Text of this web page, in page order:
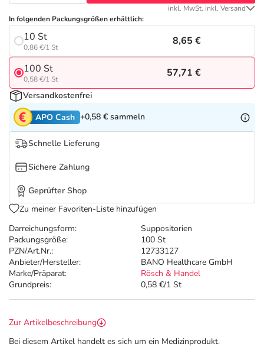
Tierapotheke
Vitamine & Mineralstoffe
Marken
Salus Deals
Darreichungsform:
Suppositorien
Packungsgröße:
100 St
PZN/Art.Nr.:
12733127
Anbieter/Hersteller:
BANO Healthcare GmbH
Marke/Präparat:
Rösch & Handel
Grundpreis:
0,58 €/1 St
inkl. MwSt. inkl. Versand
In folgenden Packungsgrößen erhältlich:
10 St
0,86 €/1 St
8,65 €
100 St
0,58 €/1 St
57,71 €
Versandkostenfrei
APO Cash +0,58 € sammeln
Schnelle Lieferung
Sichere Zahlung
Geprüfter Shop
Zu meiner Favoriten-Liste hinzufügen
Zur Artikelbeschreibung
Bei diesem Artikel handelt es sich um ein Medizinprodukt.